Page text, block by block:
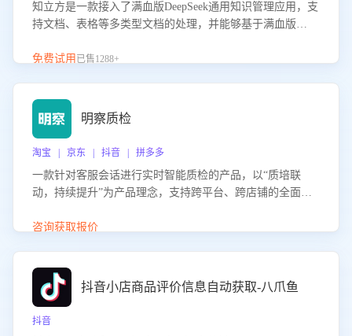
知立方是一款接入了满血版DeepSeek通用知识管理应用，支
持文档、表格等多类型文档的处理，并能够基于满血版
识支持，帮助用户高效管理和利用知识资源。通过该产品，
免费试用 已售1288+
明察质检
淘宝 | 京东 | 抖音 | 拼多多
一款针对客服会话进行实时智能质检的产品，以“质培联
动，持续提升”为产品理念，支持跨平台、跨店铺的全面、
升客服团队的销服能力。
咨询获取报价
抖音小店商品评价信息自动获取-八爪鱼
抖音